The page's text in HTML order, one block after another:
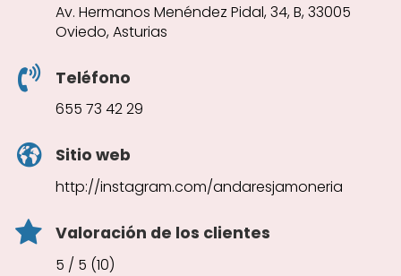
Av. Hermanos Menéndez Pidal, 34, B, 33005
Oviedo, Asturias
Teléfono
655 73 42 29
Sitio web
http://instagram.com/andaresjamoneria
Valoración de los clientes
5 / 5 (10)